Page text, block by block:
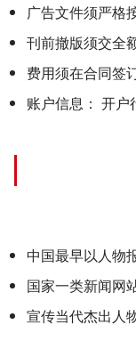
广告文件须严格
刊前撤版须交全
费用须在合同签
账户信息： 开
《
中国最早以人物
国家一类新闻网
宣传当代杰出人